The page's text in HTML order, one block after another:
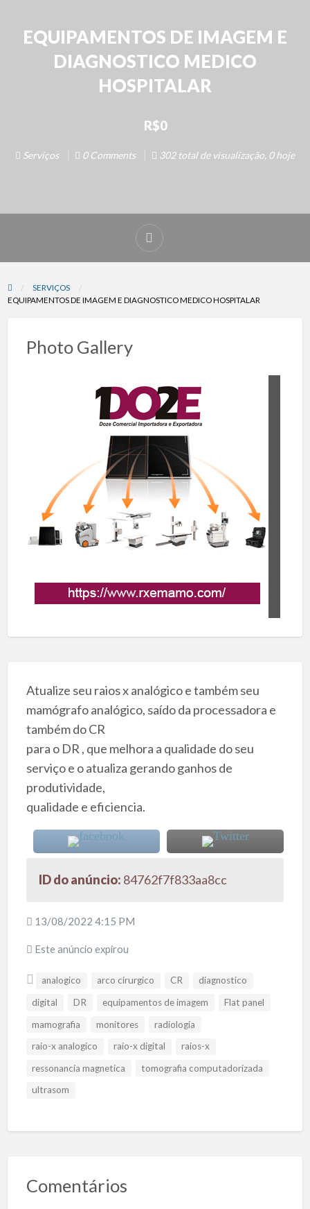
EQUIPAMENTOS DE IMAGEM E
DIAGNOSTICO MEDICO
HOSPITALAR
R$0
Serviços 0 Comments 302 total de visualização, 0 hoje
SERVIÇOS
EQUIPAMENTOS DE IMAGEM E DIAGNOSTICO MEDICO HOSPITALAR
Photo Gallery
Atualize seu raios x analógico e também seu
mamógrafo analógico, saído da processadora e
também do CR
para o DR , que melhora a qualidade do seu
serviço e o atualiza gerando ganhos de
produtividade,
qualidade e eficiencia.
ID do anúncio: 84762f7f833aa8cc
13/08/2022 4:15 PM
Este anúncio expirou
analogico arco cirurgico CR
diagnostico
digital
DR equipamentos de imagem
Flat panel
mamografia
monitores
radiologia
raio-x analogico
raio-x digital
raios-x
ressonancia magnetica
tomografia computadorizada
ultrasom
Comentários